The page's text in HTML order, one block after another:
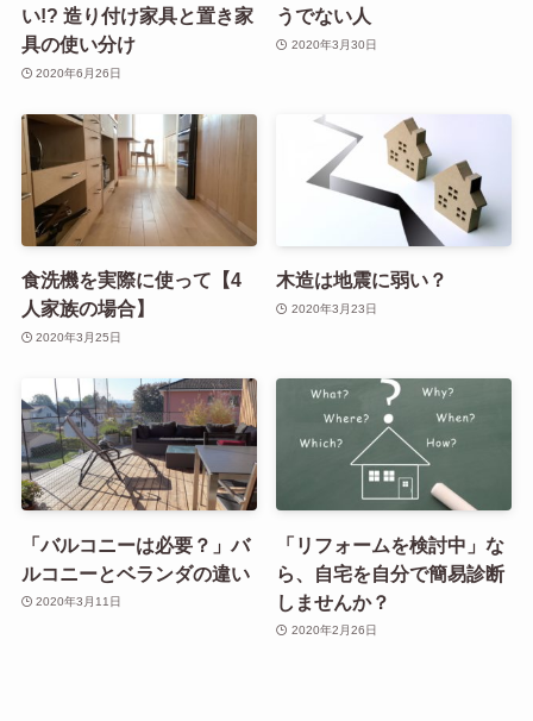
い!? 造り付け家具と置き家
具の使い分け
2020年6月26日
うでない人
2020年3月30日
食洗機を実際に使って【4
人家族の場合】
2020年3月25日
木造は地震に弱い？
2020年3月23日
「バルコニーは必要？」バ
ルコニーとベランダの違い
2020年3月11日
「リフォームを検討中」な
ら、自宅を自分で簡易診断
しませんか？
2020年2月26日